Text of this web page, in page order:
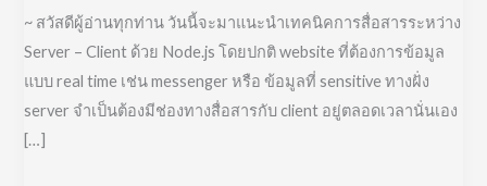
~ สวัสดีผู้อ่านทุกท่าน วันนี้จะมาแนะนำเทคนิคการสื่อสารระหว่าง
Server – Client ด้วย Node.js โดยปกติ website ที่ต้องการข้อมูล
แบบ real time เช่น messenger หรือ ข้อมูลที่ sensitive ทางฝั่ง
server จำเป็นต้องมีช่องทางสื่อสารกับ client อยู่ตลอดเวลานั่นเอง
[…]